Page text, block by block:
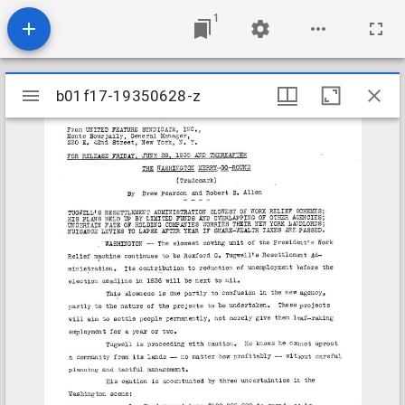
1
Mirador
viewer
b01f17-19350628-z
b01f17-19350628-z